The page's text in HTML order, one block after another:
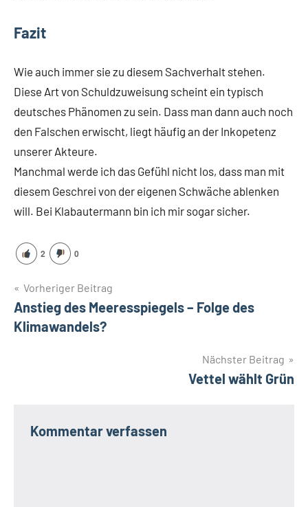
Fazit
Wie auch immer sie zu diesem Sachverhalt stehen.
Diese Art von Schuldzuweisung scheint ein typisch
deutsches Phänomen zu sein. Dass man dann auch noch
den Falschen erwischt, liegt häufig an der Inkopetenz
unserer Akteure.
Manchmal werde ich das Gefühl nicht los, dass man mit
diesem Geschrei von der eigenen Schwäche ablenken
will. Bei Klabautermann bin ich mir sogar sicher.
2 0
Beitragsnavigation
Vorheriger Beitrag
Anstieg des Meeresspiegels – Folge des
Klimawandels?
Nächster Beitrag
Vettel wählt Grün
Kommentar verfassen